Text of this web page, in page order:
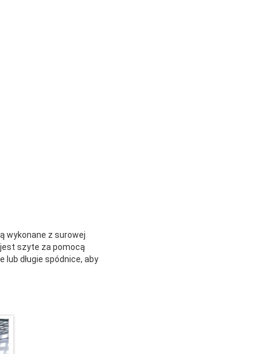
wykonane z surowej
szyte za pomocą
długie spódnice, aby